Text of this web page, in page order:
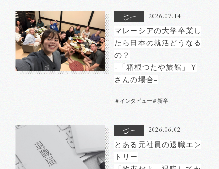
2026.07.14
マレーシアの大学卒業し
たら日本の就活どうなる
の？
-「箱根つたや旅館」Ｙ
さんの場合-
＃インタビュー ＃新卒
2026.06.02
とある元社員の退職エン
トリー